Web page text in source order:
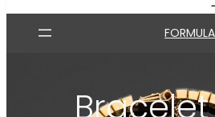
Bracelet